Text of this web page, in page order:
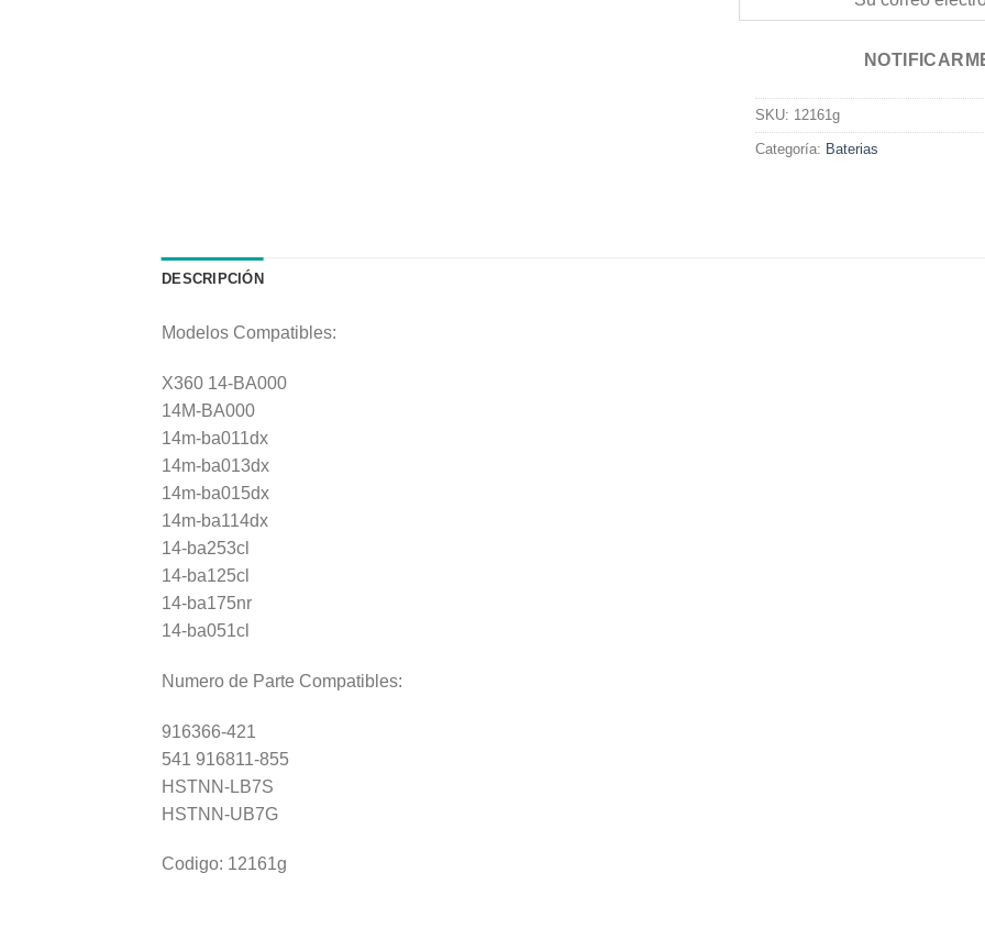
SKU: 12161g
Categoría: Baterias
DESCRIPCIÓN
Modelos Compatibles:
X360 14-BA000
14M-BA000
14m-ba011dx
14m-ba013dx
14m-ba015dx
14m-ba114dx
14-ba253cl
14-ba125cl
14-ba175nr
14-ba051cl
Numero de Parte Compatibles:
916366-421
541 916811-855
HSTNN-LB7S
HSTNN-UB7G
Codigo: 12161g